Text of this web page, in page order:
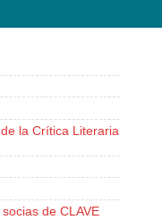
la Crítica Literaria
de CLAVE